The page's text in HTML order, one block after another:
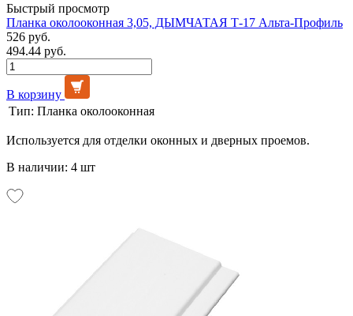
Быстрый просмотр
Планка околооконная 3,05, ДЫМЧАТАЯ Т-17 Альта-Профиль
526 руб.
494.44 руб.
В корзину
Тип: Планка околооконная
Используется для отделки оконных и дверных проемов.
В наличии: 4 шт